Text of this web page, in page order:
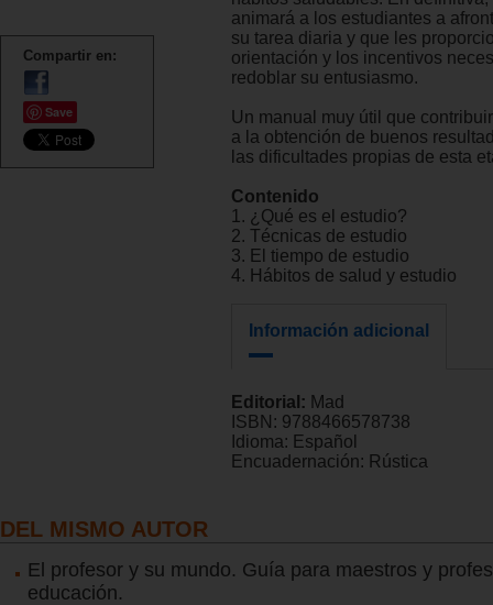
Compartir en:
Save
animará a los estudiantes a
su tarea diaria y que les
orientación y los incentivos
redoblar su entusiasmo.
Un manual muy útil que
a la obtención de buenos
las dificultades propias de esta
Contenido
1. ¿Qué es el estudio?
2. Técnicas de estudio
3. El tiempo de estudio
4. Hábitos de salud y estudio
Información adicional
Editorial: Mad
ISBN: 9788466578738
Idioma: Español
Encuadernación: Rústica
DEL MISMO AUTOR
El profesor y su mundo. Guía para maestros y
educación.